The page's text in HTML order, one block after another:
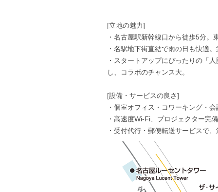
[立地の魅力]
・名古屋駅新幹線口から徒歩5分
・名駅地下街直結で雨の日も快適
・スタートアップにぴったりの「
し、コラボのチャンス大。
[設備・サービスの良さ]
・個室オフィス・コワーキング・
・高速度Wi-Fi、プロジェクター完
・受付代行・郵便転送サービスで